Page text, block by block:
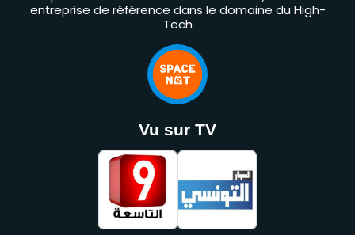
entreprise de référence dans le domaine du High-
Tech
Vu sur TV